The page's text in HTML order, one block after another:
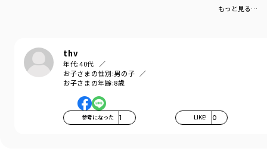
もっと見る…
thv
年代:40代
お子さまの性別:男の子
お子さまの年齢:8歳
参考になった 1 LIKE! 0